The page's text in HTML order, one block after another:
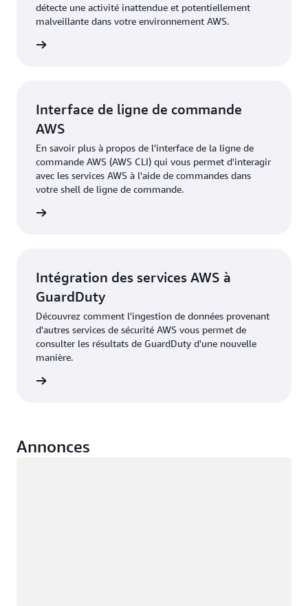
détecte une activité inattendue et potentiellement
malveillante dans votre environnement AWS.
Interface de ligne de commande
AWS
En savoir plus à propos de l'interface de la ligne de
commande AWS (AWS CLI) qui vous permet d'interagir
avec les services AWS à l'aide de commandes dans
votre shell de ligne de commande.
Intégration des services AWS à
GuardDuty
Découvrez comment l'ingestion de données provenant
d'autres services de sécurité AWS vous permet de
consulter les résultats de GuardDuty d'une nouvelle
manière.
Annonces